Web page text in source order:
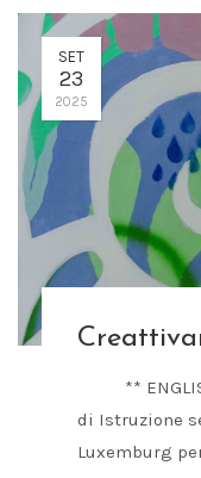
SET
23
2025
** ENGLISH
di Istruzione
Luxemburg